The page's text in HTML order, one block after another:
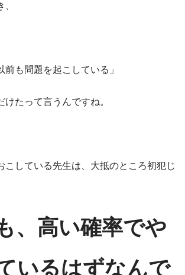
前も問題を起こしている」
けたって言うんですね。
こしている先生は、大抵のところ初犯じ
、高い確率でや
いるはずなんで